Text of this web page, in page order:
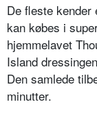
De fleste kender
kan købes i
hjemmelavet
Island
Den samlede
minutter.